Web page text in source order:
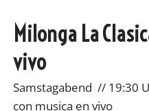
Milonga La
vivo
Samstagabend // 19:30
con musica en vivo